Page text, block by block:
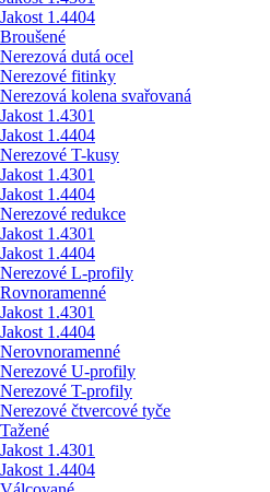
Jakost 1.4404
Broušené
Nerezová dutá ocel
Nerezové fitinky
Nerezová kolena svařovaná
Jakost 1.4301
Jakost 1.4404
Nerezové T-kusy
Jakost 1.4301
Jakost 1.4404
Nerezové redukce
Jakost 1.4301
Jakost 1.4404
Nerezové L-profily
Rovnoramenné
Jakost 1.4301
Jakost 1.4404
Nerovnoramenné
Nerezové U-profily
Nerezové T-profily
Nerezové čtvercové tyče
Tažené
Jakost 1.4301
Jakost 1.4404